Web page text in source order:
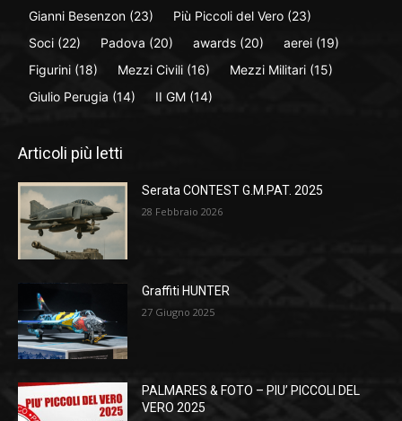
Gianni Besenzon (23) Più Piccoli del Vero (23)
Soci (22) Padova (20) awards (20) aerei (19)
Figurini (18) Mezzi Civili (16) Mezzi Militari (15)
Giulio Perugia (14) II GM (14)
Articoli più letti
Serata CONTEST G.M.PAT. 2025
28 Febbraio 2026
Graffiti HUNTER
27 Giugno 2025
PALMARES & FOTO – PIU’ PICCOLI DEL
VERO 2025